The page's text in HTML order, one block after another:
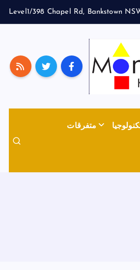
Level1/398 Chapel Rd, Bankstown
متفرقات